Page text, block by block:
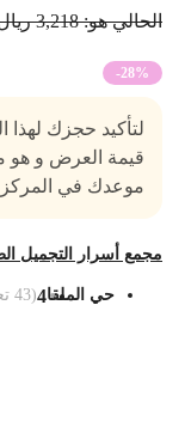
هو: 3,218 ريال.
-28%
لتأكيد حجزك لهذا
قيمة العرض و هو مبلغ
موعدك في المركز.
أسرار التجميل الطبي
حي الملقا 4
(
43تعليق